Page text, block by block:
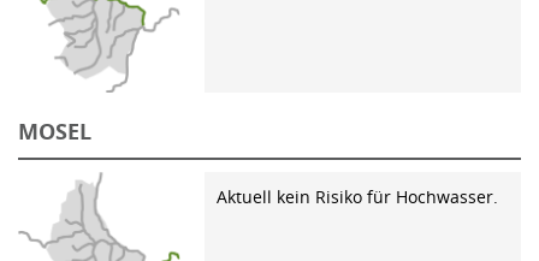
MOSEL
Aktuell kein Risiko für Hochwasser.